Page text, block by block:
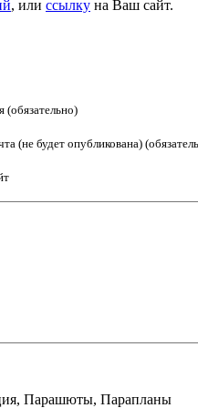
, или ссылку на Ваш сайт.
(обязательно)
(не будет опубликована)
Парашюты, Парапланы